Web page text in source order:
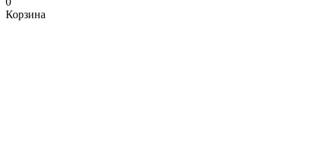
Корзина